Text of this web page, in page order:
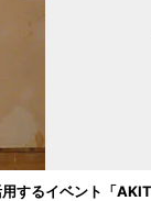
するイベント「